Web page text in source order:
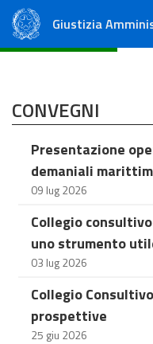
Giustizia
CONVEGNI
Presentazione
demaniali
09 lug 2026
Collegio
uno strumento
03 lug 2026
Collegio
prospettive
25 giu 2026